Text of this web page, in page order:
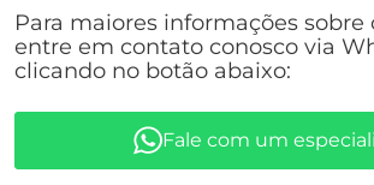
• Junção em platina
• Solução eletrolítica KNO3 2 mol/L + KCl
• Sistema de referência Ag/AgCl
• Sensor de prata 4 mm de diâmetro
• Comprimento 120 mm
• Diâmetro 12 mm
• Temperatura de operação 5 a + 100°C.
Para maiores informações sobre
entre em contato conosco via
clicando no botão abaixo:
Fale com um